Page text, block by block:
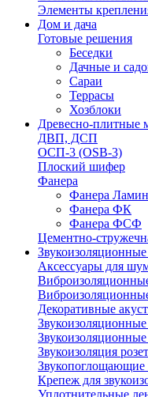
Элементы
Дом и дача
Готовые решения
Беседки
Дачные и
Сараи
Террасы
Хозблоки
Древесно-плитные
ДВП, ДСП
ОСП-3 (OSB-3)
Плоский шифер
Фанера
Фанера
Фанера ФК
Фанера ФСФ
Цементно-
Аксессуары для
Декоративные
Звукоизоляция
Звукопоглощающие
Крепеж для
Уплотнительные